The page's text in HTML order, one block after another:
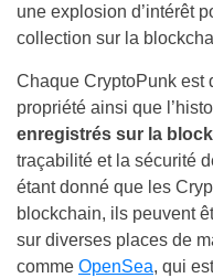
une explosion d’intérêt
collection sur la
Chaque CryptoPunk est
propriété ainsi que
enregistrés sur la
traçabilité et la sécurité
étant donné que les
blockchain, ils peuvent
sur diverses places de
comme OpenSea, qui